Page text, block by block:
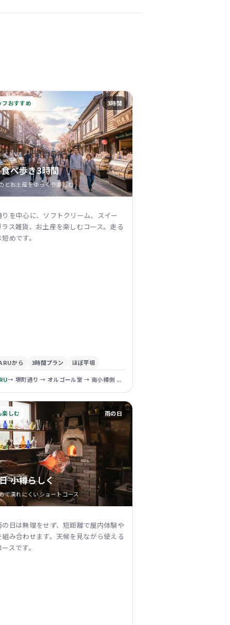
フおすすめ 3時間
べ歩き3時間
とお土産をゆっくり楽しむ
りを中心に、ソフトクリーム、スイー
ラス雑貨、お土産を楽しむコース。走る
めです。
から 3時間プラン ほぼ平坦
→ 堺町通り → オルゴール堂 → 南小樽側 ...
楽しむ 雨の日
小樽らしく
で濡れにくいショートコース
の日は無理をせず、短距離で屋内体験や
組み合わせます。天候を見ながら使える
スです。